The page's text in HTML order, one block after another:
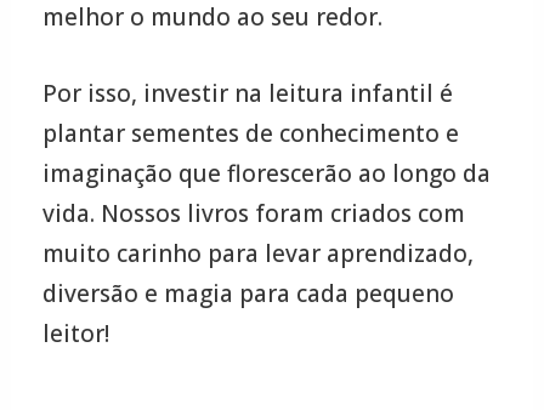
melhor o mundo ao seu redor.
Por isso, investir na leitura infantil é
plantar sementes de conhecimento e
imaginação que florescerão ao longo da
vida. Nossos livros foram criados com
muito carinho para levar aprendizado,
diversão e magia para cada pequeno
leitor!